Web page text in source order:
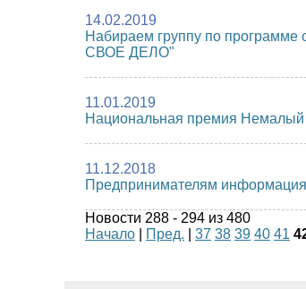
14.02.2019
Набираем группу по
СВОЕ ДЕЛО"
11.01.2019
Национальная премия Немалый
11.12.2018
Предпринимателям информация
Новости 288 - 294 из 480
Начало
Пред. 37 38 39 40 41